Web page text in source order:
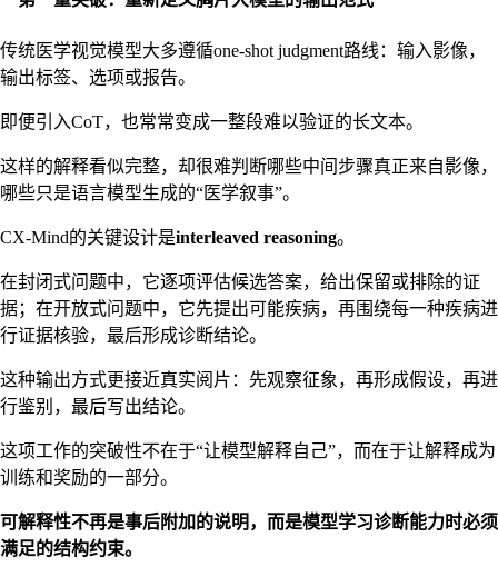
传统医学视觉模型大多遵循one-shot judgment路线：输入影像，
输出标签、选项或报告。
即便引入CoT，也常常变成一整段难以验证的长文本。
这样的解释看似完整，却很难判断哪些中间步骤真正来自影像，
哪些只是语言模型生成的“医学叙事”。
CX-Mind的关键设计是interleaved reasoning。
在封闭式问题中，它逐项评估候选答案，给出保留或排除的证
据；在开放式问题中，它先提出可能疾病，再围绕每一种疾病进
行证据核验，最后形成诊断结论。
这种输出方式更接近真实阅片：先观察征象，再形成假设，再进
行鉴别，最后写出结论。
这项工作的突破性不在于“让模型解释自己”，而在于让解释成为
训练和奖励的一部分。
可解释性不再是事后附加的说明，而是模型学习诊断能力时必须
满足的结构约束。